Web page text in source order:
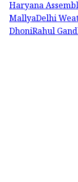
Haryana
MallyaDelhi
DhoniRahul